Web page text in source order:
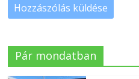
Pár mondatban